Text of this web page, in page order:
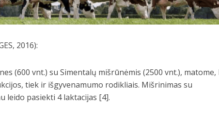
2016):
(600 vnt.) su Simentalų mišrūnėmis (2500 vnt.), matome,
tiek ir išgyvenamumo rodikliais. Mišrinimas su
leido pasiekti 4 laktacijas [4].